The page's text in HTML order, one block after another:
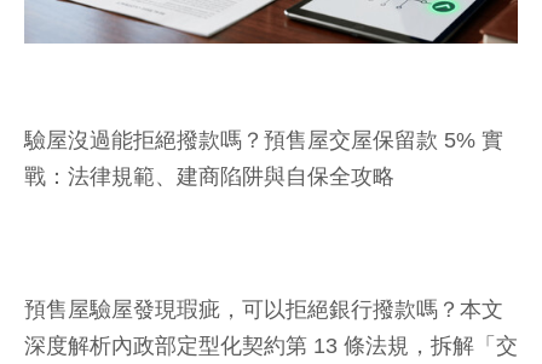
驗屋沒過能拒絕撥款嗎？預售屋交屋保留款 5% 實
戰：法律規範、建商陷阱與自保全攻略
預售屋驗屋發現瑕疵，可以拒絕銀行撥款嗎？本文
深度解析內政部定型化契約第 13 條法規，拆解「交